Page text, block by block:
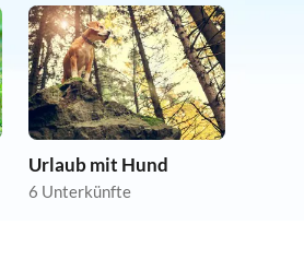
Urlaub mit Hund
6 Unterkünfte